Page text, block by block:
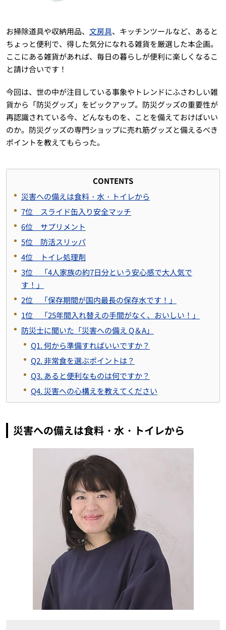
お掃除道具や収納用品、 文房具、キッチンツールなど、あると
ちょっと便利で、得した気分になれる雑貨を厳選した本企画。
ここにある雑貨があれば、毎日の暮らしが便利に楽しくなるこ
と請け合いです！
今回は、世の中が注目している事象やトレンドにふさわしい雑
貨から「防災グッズ」をピックアップ。防災グッズの重要性が
再認識されている今、どんなものを、ことを備えておけばいい
のか。防災グッズの専門ショップに売れ筋グッズと備えるべき
ポイントを教えてもらった。
CONTENTS
災害への備えは食料・水・トイレから
7位 スライド缶入り安全マッチ
6位 サプリメント
5位 防活スリッパ
4位 トイレ処理剤
3位 「4人家族の約7日分という安心感で大人気で
す！」
2位 「保存期間が国内最長の保存水です！」
1位 「25年間入れ替えの手間がなく、おいしい！」
防災士に聞いた「災害への備え Q＆A」
Q1. 何から準備すればいいですか？
Q2. 非常食を選ぶポイントは？
Q3. あると便利なものは何ですか？
Q4. 災害への心構えを教えてください
災害への備えは食料・水・トイレから